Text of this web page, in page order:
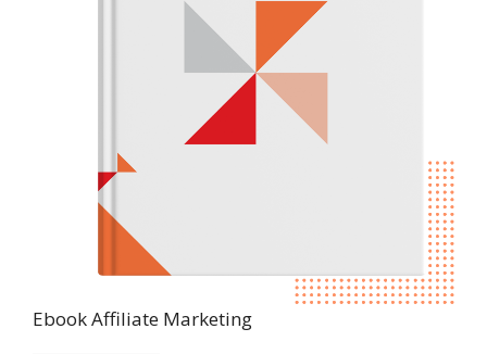
Ebook Affiliate Marketing